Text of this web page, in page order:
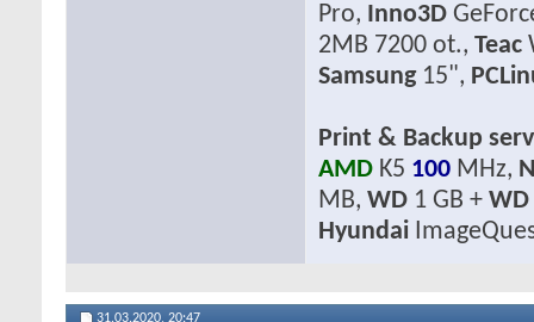
Pro,
Inno3D
2MB 7200 ot., Teac
Samsung15",
Print & Backup
AMD K5 100 MHz,
MB, WD 1 GB + WD
Hyundai
31.03.2020, 20:47